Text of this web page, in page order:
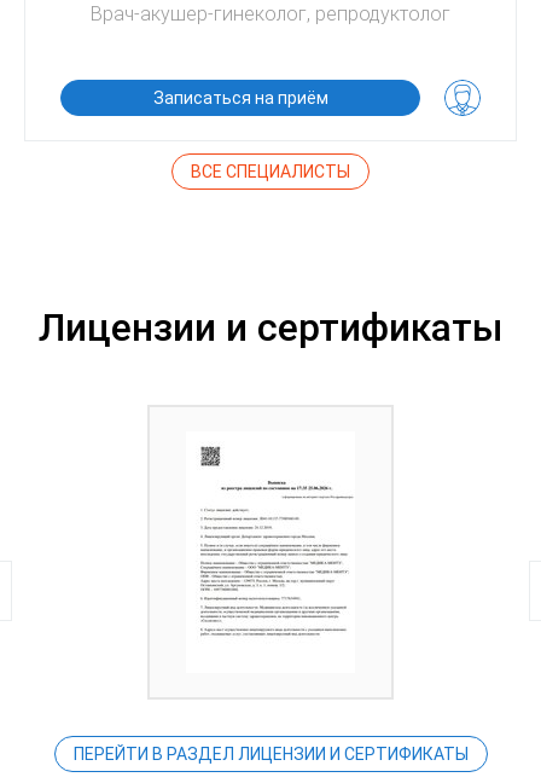
Врач-акушер-гинеколог, репродуктолог
Записаться на приём
ВСЕ СПЕЦИАЛИСТЫ
Лицензии и сертификаты
ПЕРЕЙТИ В РАЗДЕЛ ЛИЦЕНЗИИ И СЕРТИФИКАТЫ